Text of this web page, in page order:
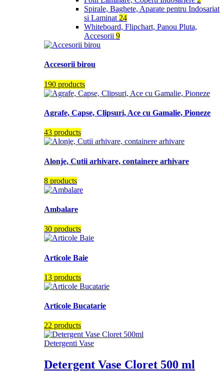
Spirale, Baghete, Aparate pentru Indosariat
si Laminat 24
Whiteboard, Flipchart, Panou Pluta,
Accesorii 9
Accesorii birou
190 products
Agrafe, Capse, Clipsuri, Ace cu Gamalie, Pioneze
43 products
Alonje, Cutii arhivare, containere arhivare
8 products
Ambalare
30 products
Articole Baie
13 products
Articole Bucatarie
22 products
Detergenti Vase
Detergent Vase Cloret 500 ml